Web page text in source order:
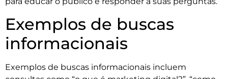
Exemplos de buscas
informacionais
Exemplos de buscas informacionais incluem